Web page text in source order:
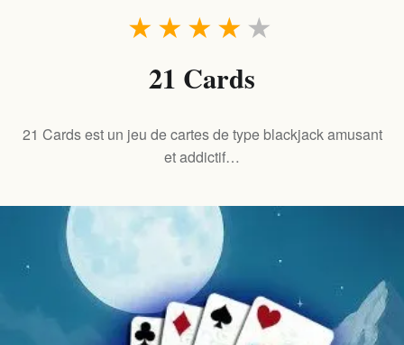
★
★
★
★
★
21 Cards
21 Cards est un jeu de cartes de type blackjack amusant
et addictif…